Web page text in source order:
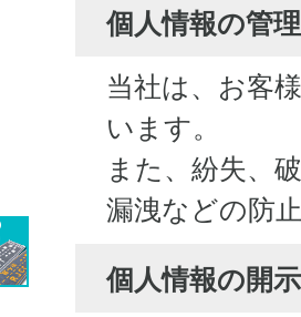
個人情報の管
当社は、お客
います。
また、紛失、
漏洩などの防
個人情報の開